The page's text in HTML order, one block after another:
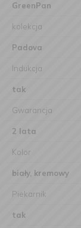
GreenPan
kolekcja
Padova
Indukcja
tak
Gwarancja
2 lata
Kolor
biały, kremowy
Piekarnik
tak